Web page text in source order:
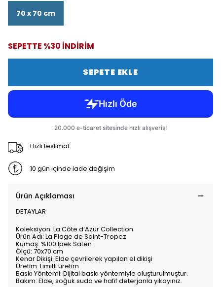
70 x 70 cm
SEPETTE %30 İNDİRİM
SEPETE EKLE
Hızlı teslimat
10 gün içinde iade değişim
Ürün Açıklaması
DETAYLAR
Koleksiyon: La Côte d’Azur Collection
Ürün Adı: La Plage de Saint-Tropez
Kumaş: %100 İpek Saten
Ölçü: 70x70 cm
Kenar Dikişi: Elde çevrilerek yapılan el dikişi
Üretim: Limitli üretim
Baskı Yöntemi: Dijital baskı yöntemiyle oluşturulmuştur.
Bakım: Elde, soğuk suda ve hafif deterjanla yıkayınız.